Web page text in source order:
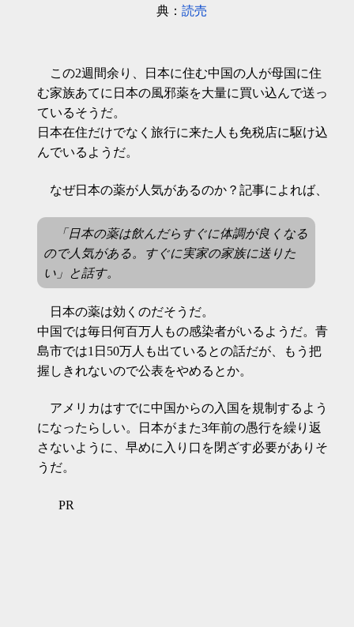
典：読売
この2週間余り、日本に住む中国の人が母国に住
む家族あてに日本の風邪薬を大量に買い込んで送っ
ているそうだ。
日本在住だけでなく旅行に来た人も免税店に駆け込
んでいるようだ。
なぜ日本の薬が人気があるのか？記事によれば、
「日本の薬は飲んだらすぐに体調が良くなる
ので人気がある。すぐに実家の家族に送りた
い」と話す。
日本の薬は効くのだそうだ。
中国では毎日何百万人もの感染者がいるようだ。青
島市では1日50万人も出ているとの話だが、もう把
握しきれないので公表をやめるとか。
アメリカはすでに中国からの入国を規制するよう
になったらしい。日本がまた3年前の愚行を繰り返
さないように、早めに入り口を閉ざす必要がありそ
うだ。
PR